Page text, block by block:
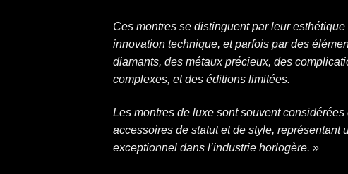
Ces montres se distinguent par leur
innovation technique, et parfois par des
diamants, des métaux précieux, des
complexes, et des éditions limitées.
Les montres de luxe sont souvent considérées
accessoires de statut et de style, représentant
exceptionnel dans l’industrie horlogère. »